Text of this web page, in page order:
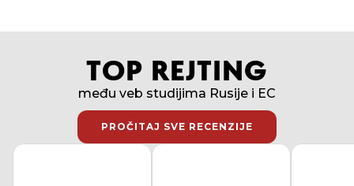
TOP REJTING
među veb studijima Rusije i EC
PROČITAJ SVE RECENZIJE
PROČITAJ SVE RECENZIJE